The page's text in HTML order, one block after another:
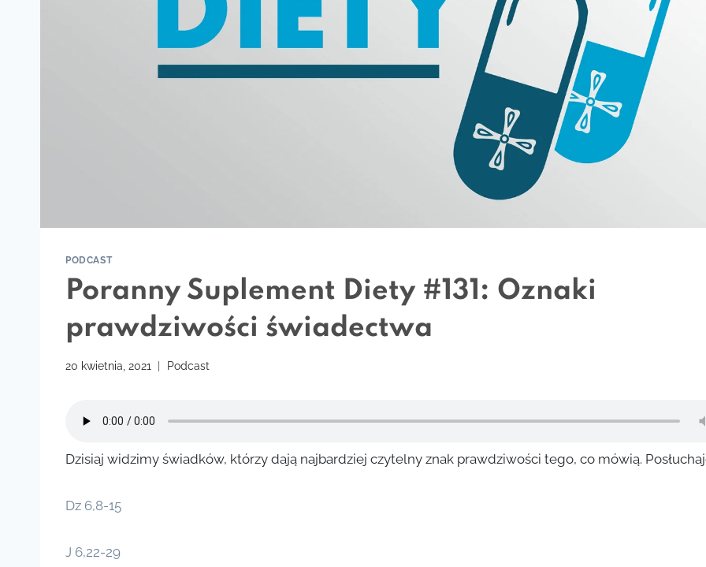
PODCAST
Poranny Suplement Diety #131: Oznaki
prawdziwości świadectwa
20 kwietnia, 2021 Podcast
Dzisiaj widzimy świadków, którzy dają najbardziej czytelny znak prawdziwości tego, co mówią.
Dz 6,8-15
J 6,22-29